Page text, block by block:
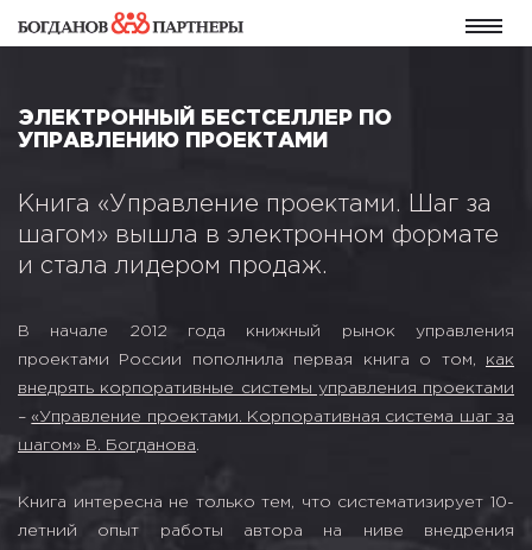
ЭЛЕКТРОННЫЙ БЕСТСЕЛЛЕР ПО
УПРАВЛЕНИЮ ПРОЕКТАМИ
Книга «Управление проектами. Шаг за
шагом» вышла в электронном формате
и стала лидером продаж.
В начале 2012 года книжный рынок управления
проектами России пополнила первая книга о том, как
внедрять корпоративные системы управления проектами
–«Управление проектами. Корпоративная система шаг за
шагом» В. Богданова
Книга интересна не только тем, что систематизирует 10-
летний опыт работы автора на ниве внедрения